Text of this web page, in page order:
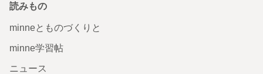
読みもの
minneとものづくりと
minne学習帖
ニュース